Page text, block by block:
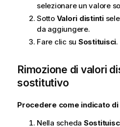
selezionare un valore
Sotto Valori distinti
da aggiungere.
Fare clic su Sostituisci.
Rimozione di valori
sostitutivo
Procedere come indicato
Nella scheda